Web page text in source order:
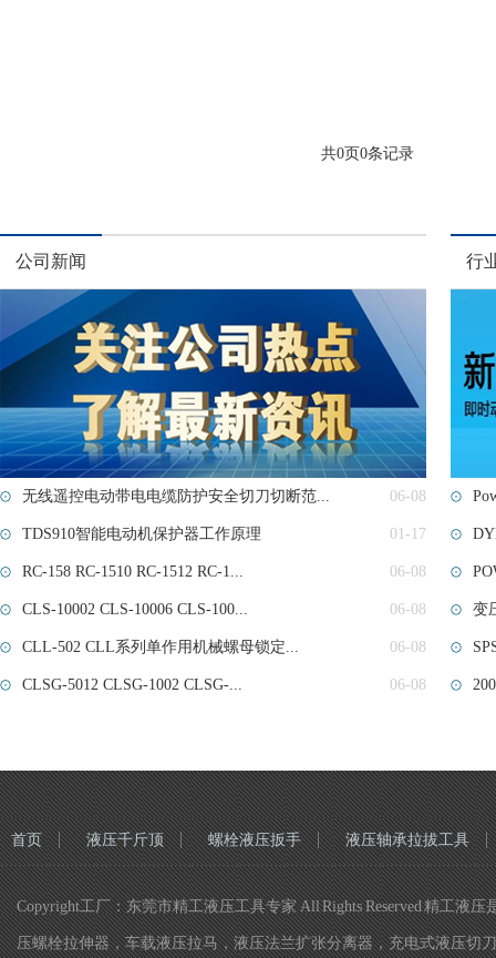
共0页0条记录
公司新闻
无线遥控电动带电电缆防护安全切刀切断范... 06-08
TDS910智能电动机保护器工作原理 01-17
RC-158 RC-1510 RC-1512 RC-1... 06-08
CLS-10002 CLS-10006 CLS-100... 06-08
CLL-502 CLL系列单作用机械螺母锁定... 06-08
CLSG-5012 CLSG-1002 CLSG-... 06-08
行
变
首页 液压千斤顶 螺栓液压扳手 液压轴承拉拔工具
Copyright工厂：东莞市精工液压工具专家 All Rights Reserved 精工
压螺栓拉伸器，车载液压拉马，液压法兰扩张分离器，充电式液压切